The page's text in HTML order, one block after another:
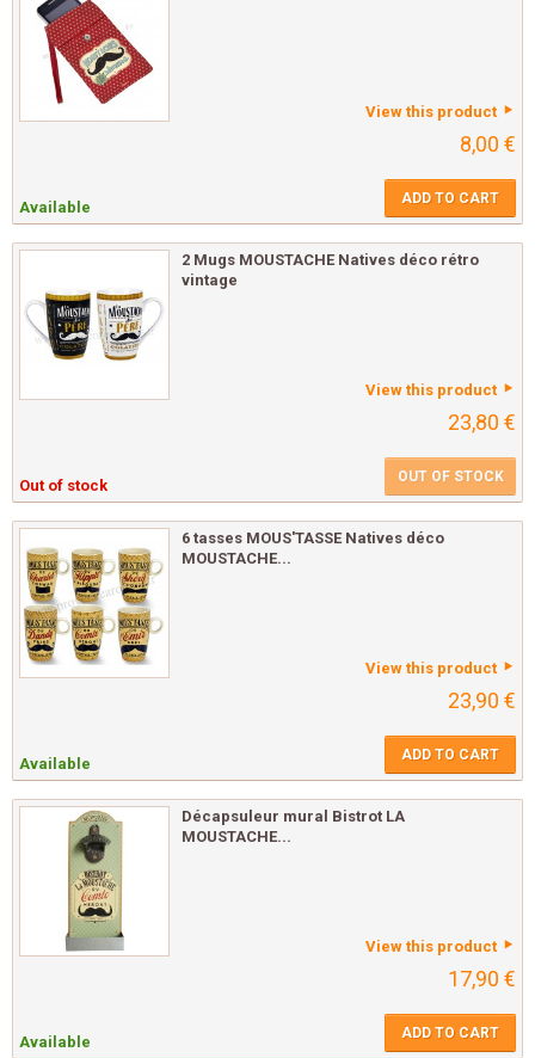
View this product
8,00 €
Available ADD TO CART
2 Mugs MOUSTACHE Natives déco rétro
vintage
View this product
23,80 €
Out of stock OUT OF STOCK
6 tasses MOUS'TASSE Natives déco
MOUSTACHE...
View this product
23,90 €
Available ADD TO CART
Décapsuleur mural Bistrot LA
MOUSTACHE...
View this product
17,90 €
Available ADD TO CART